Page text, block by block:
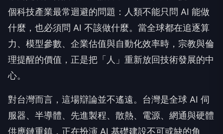
個科技產業最常迴避的問題：人類不能只問 AI 能做
什麼，也必須問 AI 不該做什麼。當全球都在追逐算
力、模型參數、企業估值與自動化效率時，宗教與倫
理提醒的價值，正是把「人」重新放回技術發展的中
心。
對台灣而言，這場辯論並不遙遠。台灣是全球 AI 伺
服器、半導體、先進製程、散熱、電源、網通與硬體
供應鏈重鎮，正在扮演 AI 基礎建設不可或缺的角